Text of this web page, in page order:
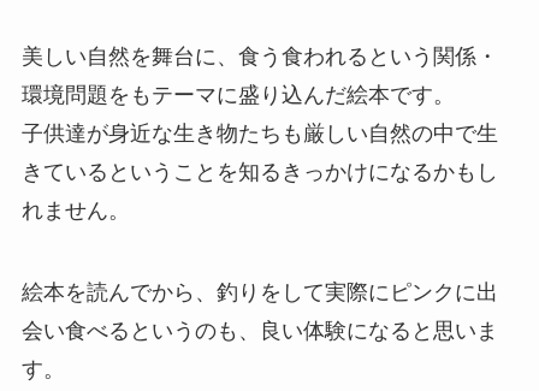
美しい自然を舞台に、食う食われるという関係・
環境問題をもテーマに盛り込んだ絵本です。
子供達が身近な生き物たちも厳しい自然の中で生
きているということを知るきっかけになるかもし
れません。
絵本を読んでから、釣りをして実際にピンクに出
会い食べるというのも、良い体験になると思いま
す。